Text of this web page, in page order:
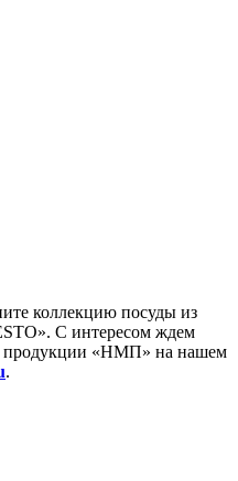
коллекцию посуды из
С интересом ждем
продукции «НМП» на нашем
.